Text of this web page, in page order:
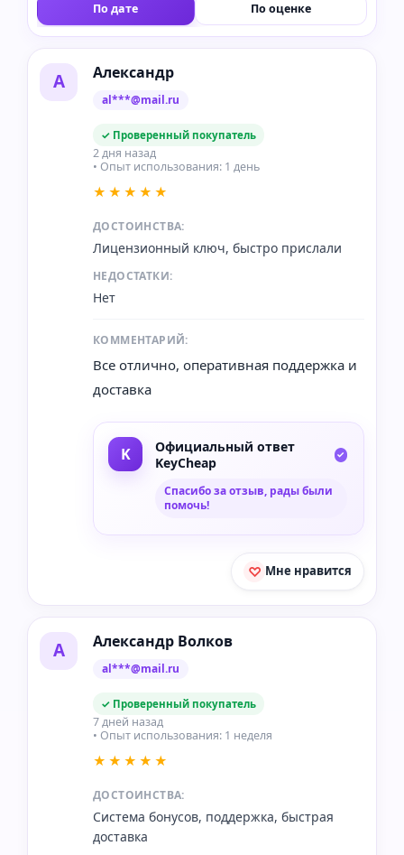
По дате По оценке
А Александр
al***@mail.ru
✓ Проверенный покупатель
2 дня назад
• Опыт использования: 1 день
★★★★★
ДОСТОИНСТВА:
Лицензионный ключ, быстро прислали
НЕДОСТАТКИ:
Нет
КОММЕНТАРИЙ:
Все отлично, оперативная поддержка и
доставка
Официальный ответ
KeyCheap
Спасибо за отзыв, рады были
помочь!
Мне нравится
А Александр Волков
al***@mail.ru
✓ Проверенный покупатель
7 дней назад
• Опыт использования: 1 неделя
★★★★★
ДОСТОИНСТВА:
Система бонусов, поддержка, быстрая
доставка